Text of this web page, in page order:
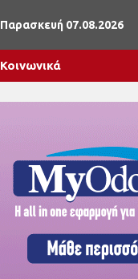
Παρασκευή 07.08.2026
Κοινωνικά